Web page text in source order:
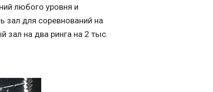
любого уровня и
зал для соревнований на
зал на два ринга на 2 тыс.